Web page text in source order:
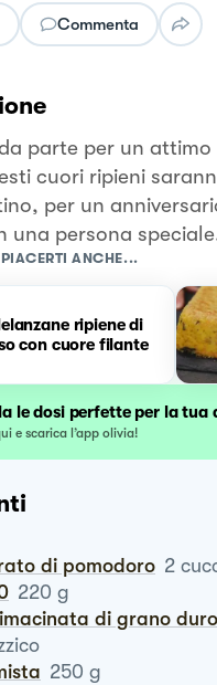
Commenta
parte per un attimo
cuori ripieni
per un
una persona
PIACERTI ANCHE...
ripiene di
con cuore filante
le dosi perfette per la tua
e scarica l’app olivia!
di pomodoro 2
220 g
di grano duro
250 g